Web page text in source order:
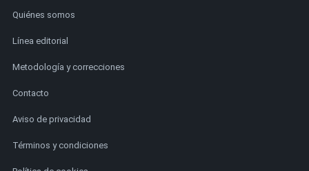
Quiénes somos
Línea editorial
Metodología y correcciones
Contacto
Aviso de privacidad
Términos y condiciones